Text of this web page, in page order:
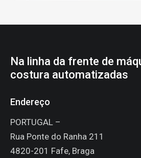
Na linha da frente de
costura automatizadas
Endereço
PORTUGAL –
Rua Ponte do Ranha 211
4820-201 Fafe, Braga